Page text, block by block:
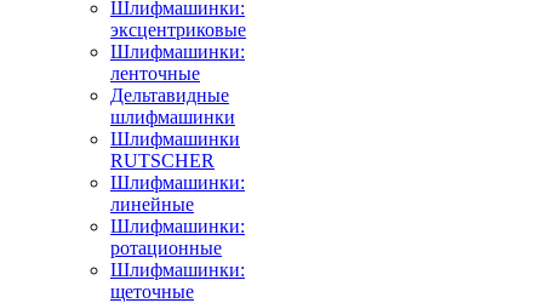
Шлифмашинки:
эксцентриковые
Шлифмашинки:
ленточные
Дельтавидные
шлифмашинки
Шлифмашинки
RUTSCHER
Шлифмашинки:
линейные
Шлифмашинки:
ротационные
Шлифмашинки:
щеточные